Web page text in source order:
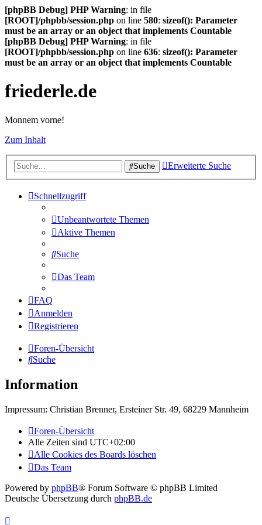
[phpBB Debug] PHP Warning: in file
[ROOT]/phpbb/session.php on line 580: sizeof(): Parameter
must be an array or an object that implements Countable
[phpBB Debug] PHP Warning: in file
[ROOT]/phpbb/session.php on line 636: sizeof(): Parameter
must be an array or an object that implements Countable
friederle.de
Monnem vorne!
Zum Inhalt
Suche Erweiterte Suche
Schnellzugriff
Unbeantwortete Themen
Aktive Themen
Suche
Das Team
FAQ
Anmelden
Registrieren
Foren-Übersicht
Suche
Information
Impressum: Christian Brenner, Ersteiner Str. 49, 68229 Mannheim
Foren-Übersicht
Alle Zeiten sind UTC+02:00
Alle Cookies des Boards löschen
Das Team
Powered by phpBB® Forum Software © phpBB Limited
Deutsche Übersetzung durch phpBB.de